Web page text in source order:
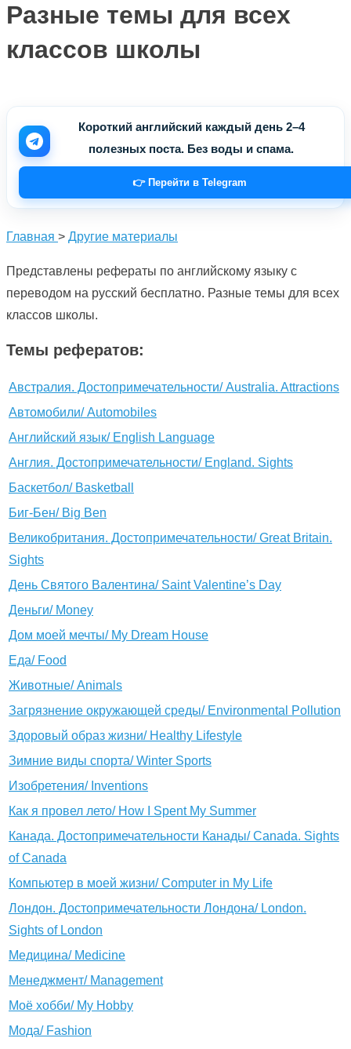
Разные темы для всех
классов школы
Короткий английский каждый день 2–4
полезных поста. Без воды и спама.
👉 Перейти в Telegram
Главная > Другие материалы
Представлены рефераты по английскому языку с
переводом на русский бесплатно. Разные темы для всех
классов школы.
Темы рефератов:
Австралия. Достопримечательности/ Australia. Attractions
Автомобили/ Automobiles
Английский язык/ English Language
Англия. Достопримечательности/ England. Sights
Баскетбол/ Basketball
Биг-Бен/ Big Ben
Великобритания. Достопримечательности/ Great Britain.
Sights
День Святого Валентина/ Saint Valentine’s Day
Деньги/ Money
Дом моей мечты/ My Dream House
Еда/ Food
Животные/ Animals
Загрязнение окружающей среды/ Environmental Pollution
Здоровый образ жизни/ Healthy Lifestyle
Зимние виды спорта/ Winter Sports
Изобретения/ Inventions
Как я провел лето/ How I Spent My Summer
Канада. Достопримечательности Канады/ Canada. Sights
of Canada
Компьютер в моей жизни/ Computer in My Life
Лондон. Достопримечательности Лондона/ London.
Sights of London
Медицина/ Medicine
Менеджмент/ Management
Моё хобби/ My Hobby
Мода/ Fashion